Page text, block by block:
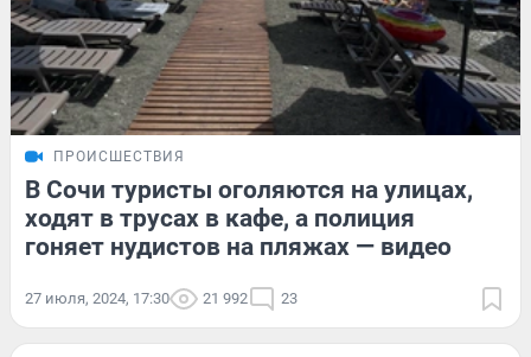
ПРОИСШЕСТВИЯ
В Сочи туристы оголяются на улицах,
ходят в трусах в кафе, а полиция
гоняет нудистов на пляжах — видео
27 июля, 2024, 17:30 21 992 23